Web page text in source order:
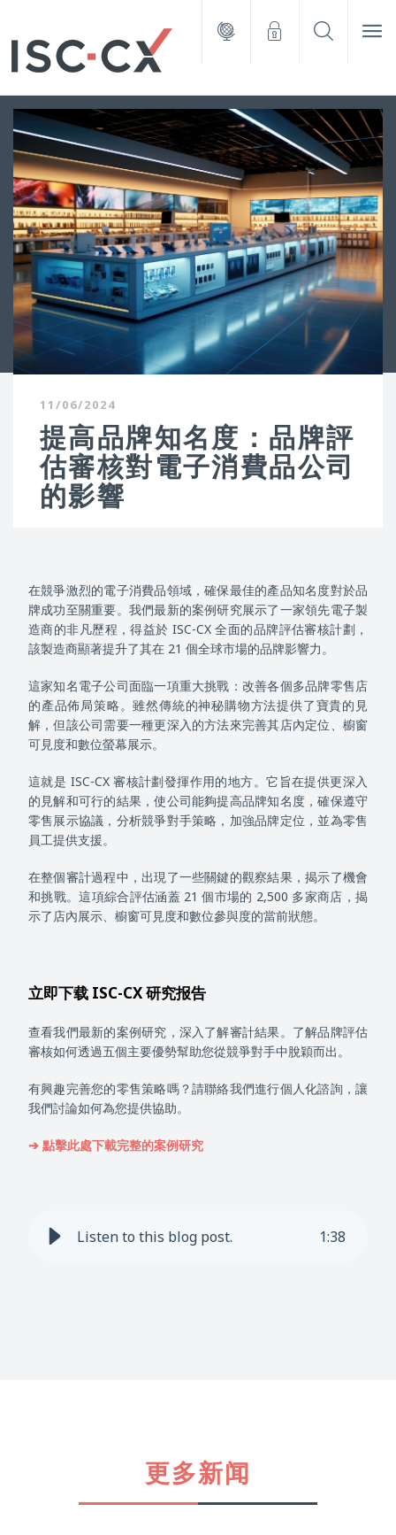
11/06/2024
提高品牌知名度：品牌評
估審核對電子消費品公司
的影響
在競爭激烈的電子消費品領域，確保最佳的產品知名度對於品
牌成功至關重要。我們最新的案例研究展示了一家領先電子製
造商的非凡歷程，得益於 ISC-CX 全面的品牌評估審核計劃，
該製造商顯著提升了其在 21 個全球市場的品牌影響力。
這家知名電子公司面臨一項重大挑戰：改善各個多品牌零售店
的產品佈局策略。雖然傳統的神秘購物方法提供了寶貴的見
解，但該公司需要一種更深入的方法來完善其店內定位、櫥窗
可見度和數位螢幕展示。
這就是 ISC-CX 審核計劃發揮作用的地方。它旨在提供更深入
的見解和可行的結果，使公司能夠提高品牌知名度，確保遵守
零售展示協議，分析競爭對手策略，加強品牌定位，並為零售
員工提供支援。
在整個審計過程中，出現了一些關鍵的觀察結果，揭示了機會
和挑戰。這項綜合評估涵蓋 21 個市場的 2,500 多家商店，揭
示了店內展示、櫥窗可見度和數位參與度的當前狀態。
立即下载 ISC-CX 研究报告
查看我們最新的案例研究，深入了解審計結果。了解品牌評估
審核如何透過五個主要優勢幫助您從競爭對手中脫穎而出。
有興趣完善您的零售策略嗎？請聯絡我們進行個人化諮詢，讓
我們討論如何為您提供協助。
➔ 點擊此處下載完整的案例研究
Listen to this blog post. 1:38
更多新闻